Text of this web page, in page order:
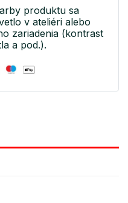
produktu sa
v ateliéri alebo
zariadenia (kontrast
a pod.).